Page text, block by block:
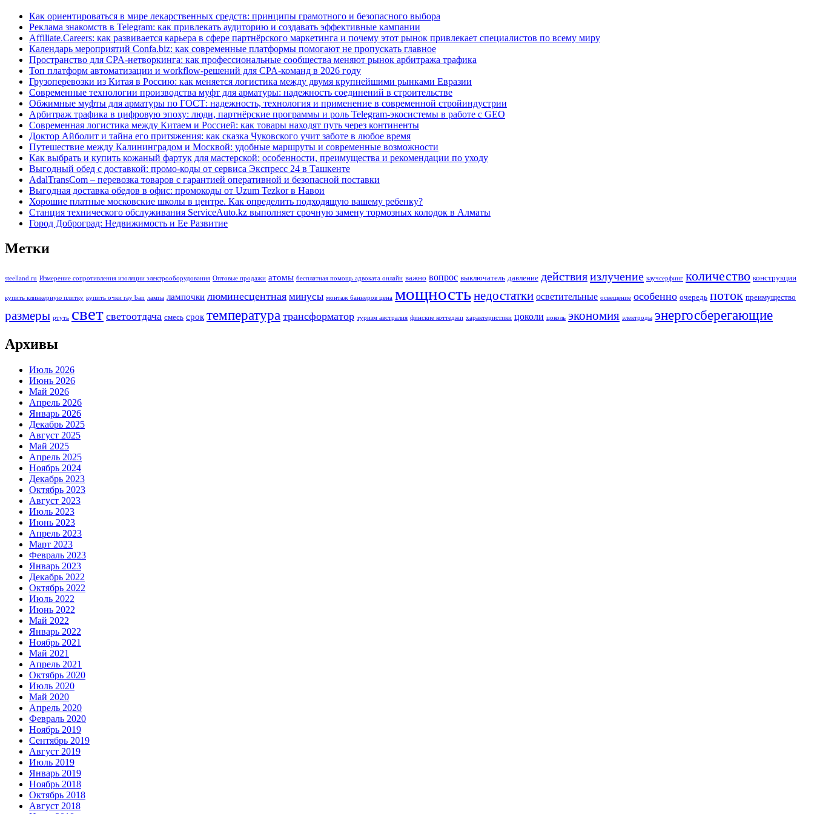
Как ориентироваться в мире лекарственных средств: принципы грамотного и безопасного выбора
Реклама знакомств в Telegram: как привлекать аудиторию и создавать эффективные кампании
Affiliate.Careers: как развивается карьера в сфере партнёрского маркетинга и почему этот рынок привлекает специалистов по всему миру
Календарь мероприятий Confa.biz: как современные платформы помогают не пропускать главное
Пространство для CPA-нетворкинга: как профессиональные сообщества меняют рынок арбитража трафика
Топ платформ автоматизации и workflow-решений для CPA-команд в 2026 году
Грузоперевозки из Китая в Россию: как меняется логистика между двумя крупнейшими рынками Евразии
Современные технологии производства муфт для арматуры: надежность соединений в строительстве
Обжимные муфты для арматуры по ГОСТ: надежность, технология и применение в современной стройиндустрии
Арбитраж трафика в цифровую эпоху: люди, партнёрские программы и роль Telegram-экосистемы в работе с GEO
Современная логистика между Китаем и Россией: как товары находят путь через континенты
Доктор Айболит и тайна его притяжения: как сказка Чуковского учит заботе в любое время
Путешествие между Калининградом и Москвой: удобные маршруты и современные возможности
Как выбрать и купить кожаный фартук для мастерской: особенности, преимущества и рекомендации по уходу
Выгодный обед с доставкой: промо-коды от сервиса Экспресс 24 в Ташкенте
AdalTransCom – перевозка товаров с гарантией оперативной и безопасной поставки
Выгодная доставка обедов в офис: промокоды от Uzum Tezkor в Навои
Хорошие платные московские школы в центре. Как определить подходящую вашему ребенку?
Станция технического обслуживания ServiceAuto.kz выполняет срочную замену тормозных колодок в Алматы
Город Доброград: Недвижимость и Ее Развитие
Метки
steelland.ru Измерение сопротивления изоляции электрооборудования Оптовые продажи атомы бесплатная помощь адвоката онлайн важно вопрос выключатель давление действияизлучение каучсерфинг количество конструкции
купить клинкерную плитку купить очки ray ban лампа лампочки люминесцентная минусы монтаж баннеров цена мощностьнедостатки осветительные освещение особенно очередь поток преимущество
размеры ртуть свет светоотдача смесь срок температура трансформатор туризм австралия финские коттеджи характеристики цоколи цоколь экономия электроды энергосберегающие
Архивы
Июль 2026
Июнь 2026
Май 2026
Апрель 2026
Январь 2026
Декабрь 2025
Август 2025
Май 2025
Апрель 2025
Ноябрь 2024
Декабрь 2023
Октябрь 2023
Август 2023
Июль 2023
Июнь 2023
Апрель 2023
Март 2023
Февраль 2023
Январь 2023
Декабрь 2022
Октябрь 2022
Июль 2022
Июнь 2022
Май 2022
Январь 2022
Ноябрь 2021
Май 2021
Апрель 2021
Октябрь 2020
Июль 2020
Май 2020
Апрель 2020
Февраль 2020
Ноябрь 2019
Сентябрь 2019
Август 2019
Июль 2019
Январь 2019
Ноябрь 2018
Октябрь 2018
Август 2018